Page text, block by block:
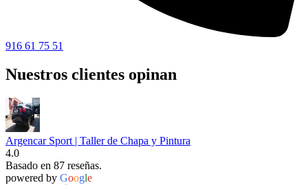
916 61 75 51
Nuestros clientes opinan
Argencar Sport | Taller de Chapa y Pintura
4.0
Basado en 87 reseñas.
powered by Google